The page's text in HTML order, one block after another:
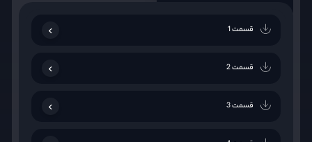
قسمت 1
قسمت 2
قسمت 3